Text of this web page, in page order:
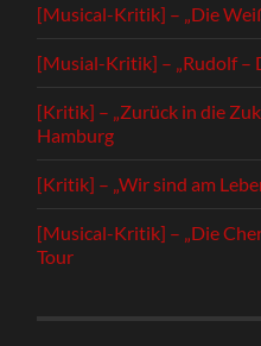
[Musical-Kritik] – „Die
[Musial-Kritik] – „Rudolf –
[Kritik] – „Zurück in die
Hamburg
[Kritik] – „Wir sind am
[Musical-Kritik] – „Die
Tour